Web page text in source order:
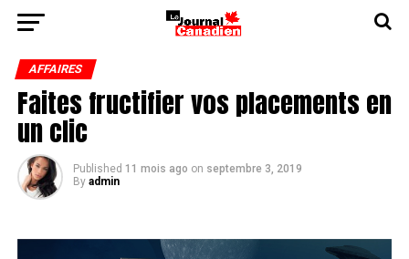
AFFAIRES
Faites fructifier vos placements en
un clic
Published 11 mois ago on septembre 3, 2019
By admin